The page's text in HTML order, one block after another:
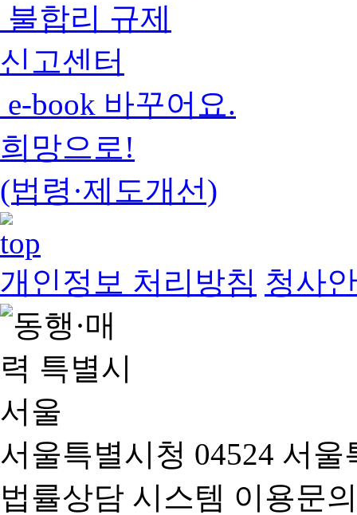
불합리 규제
신고센터
e-book 바꾸어요.
희망으로!
(법령·제도개선)
개인정보 처리방침 청사
서울특별시청 04524 서
법률상담 시스템 이용문